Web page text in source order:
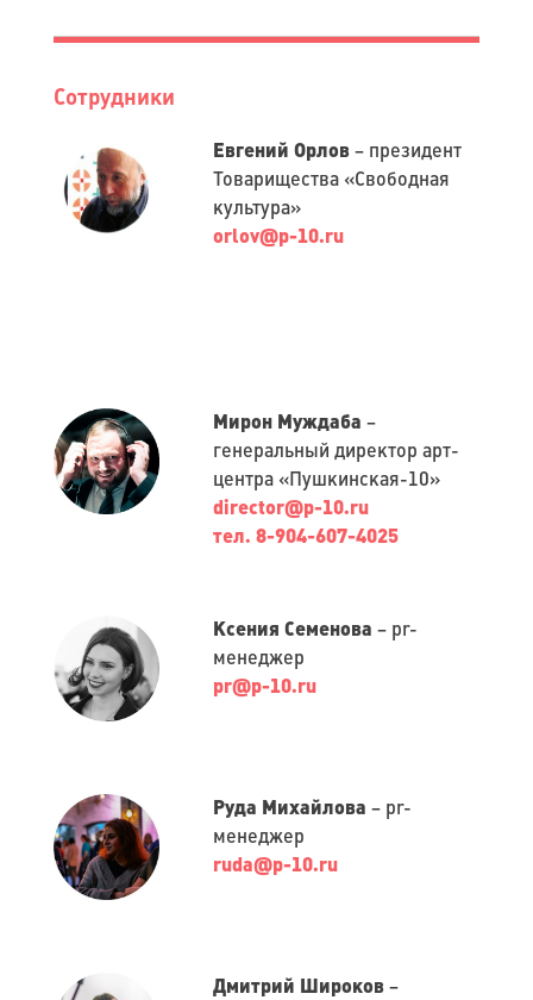
Сотрудники
Евгений Орлов – президент
Товарищества «Свободная
культура»
orlov@p-10.ru
Мирон Муждаба–
генеральный директор арт-
центра «Пушкинская-10»
director@p-10.ru
тел. 8-904-607-4025
Ксения Семенова– pr-
менеджер
pr@p-10.ru
Руда Михайлова– pr-
менеджер
ruda@p-10.ru
Дмитрий Широков–